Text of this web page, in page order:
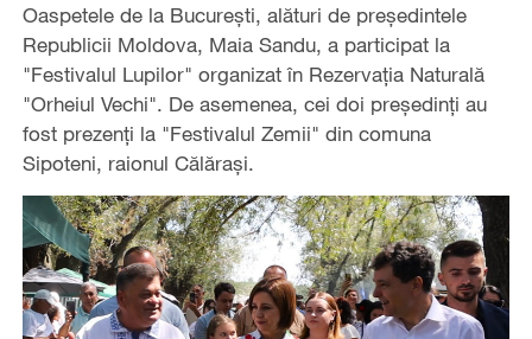
Oaspetele de la București, alături de președintele
Republicii Moldova, Maia Sandu, a participat la
"Festivalul Lupilor" organizat în Rezervația Naturală
"Orheiul Vechi". De asemenea, cei doi președinți au
fost prezenți la "Festivalul Zemii" din comuna
Sipoteni, raionul Călărași.